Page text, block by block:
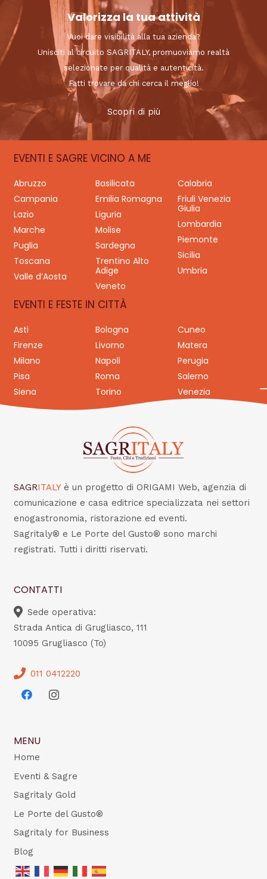
Valorizza la tua attività
Vuoi dare visibilità alla tua azienda?
Unisciti al circuito SAGRITALY, promuoviamo realtà
selezionate per qualità e autenticità.
Fatti trovare da chi cerca il meglio!
Scopri di più
EVENTI E SAGRE VICINO A ME
Abruzzo Basilicata
Calabria
Campania
Emilia Romagna
Friuli Venezia
Giulia
Lazio
Liguria
Lombardia
Marche
Molise
Piemonte
Puglia
Sardegna
Sicilia
Toscana
Trentino Alto
Adige
Umbria
Valle d’Aosta
Veneto
EVENTI E FESTE IN CITTÀ
Asti Bologna
Cuneo
Firenze
Livorno
Matera
Milano
Napoli
Perugia
Pisa
Roma
Salerno
Siena
Torino Venezia
SAGRITALY è un progetto di ORIGAMI Web, agenzia di
comunicazione e casa editrice specializzata nei settori
enogastronomia, ristorazione ed eventi.
Sagritaly® e Le Porte del Gusto® sono marchi
registrati. Tutti i diritti riservati.
CONTATTI
Sede operativa:
Strada Antica di Grugliasco, 111
10095 Grugliasco (To)
011 0412220
MENU
Home
Eventi & Sagre
Sagritaly Gold
Le Porte del Gusto®
Sagritaly for Business
Blog